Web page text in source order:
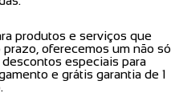
produtos e serviços que
oferecemos um não só
especiais para
e grátis garantia de 1